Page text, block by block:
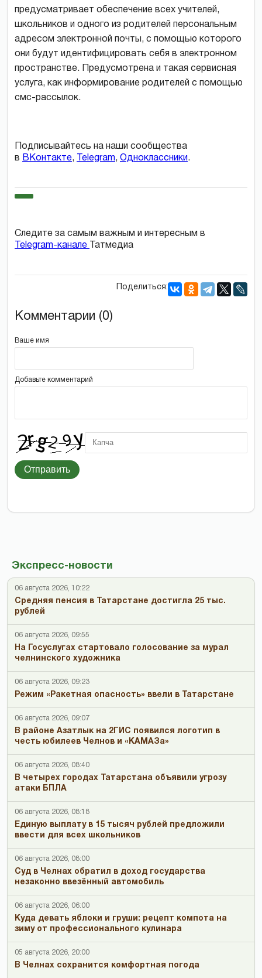
Экспресс-новости
06 августа 2026, 10:22
Средняя пенсия в Татарстане достигла 25 тыс.
рублей
06 августа 2026, 09:55
На Госуслугах стартовало голосование за мурал
челнинского художника
06 августа 2026, 09:23
Режим «Ракетная опасность» ввели в Татарстане
06 августа 2026, 09:07
В районе Азатлык на 2ГИС появился логотип в
честь юбилеев Челнов и «КАМАЗа»
06 августа 2026, 08:40
В четырех городах Татарстана объявили угрозу
атаки БПЛА
06 августа 2026, 08:18
Единую выплату в 15 тысяч рублей предложили
ввести для всех школьников
06 августа 2026, 08:00
Суд в Челнах обратил в доход государства
незаконно ввезённый автомобиль
06 августа 2026, 06:00
Куда девать яблоки и груши: рецепт компота на
зиму от профессионального кулинара
05 августа 2026, 20:00
В Челнах сохранится комфортная погода
предусматривает обеспечение всех учителей,
школьников и одного из родителей персональным
адресом электронной почты, с помощью которого
они будут идентифицировать себя в электронном
пространстве. Предусмотрена и такая сервисная
услуга, как информирование родителей с помощью
смс-рассылок.
Подписывайтесь на наши сообщества
в ВКонтакте, Telegram, Одноклассники.
Следите за самым важным и интересным в
Telegram-канале
Татмедиа
Поделиться:
Комментарии (0)
Ваше имя
Добавьте комментарий
Отправить